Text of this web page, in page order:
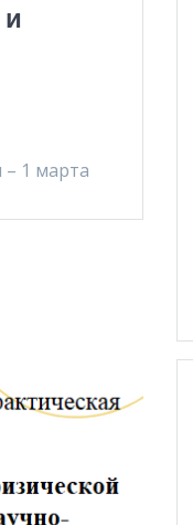
– 1 марта